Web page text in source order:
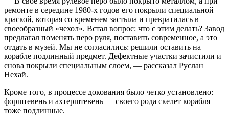
ремонте в середине 1980-х годов его покрыли специальной
краской, которая со временем застыла и превратилась в
своеобразный «чехол». Встал вопрос: что с этим делать? Завод
предлагал поменять перо руля, поставить современное, а это
отдать в музей. Мы не согласились: решили оставить на
корабле подлинный предмет. Дефектные участки зачистили и
снова покрыли специальным слоем, — рассказал Руслан
Нехай.
Кроме того, в процессе докования было четко установлено:
форштевень и ахтерштевень — своего рода скелет корабля —
тоже подлинные.